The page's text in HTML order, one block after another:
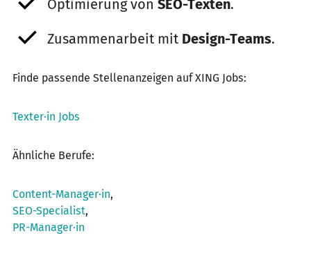
Optimierung von SEO-Texten.
Zusammenarbeit mit Design-Teams.
Finde passende Stellenanzeigen auf XING Jobs:
Texter·in Jobs
Ähnliche Berufe:
Content-Manager·in,
SEO-Specialist,
PR-Manager·in